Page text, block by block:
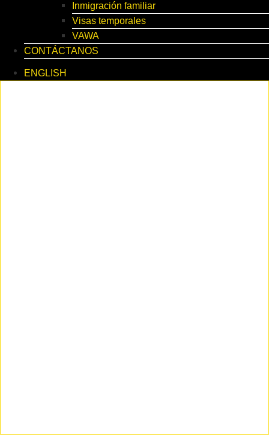
Inmigración familiar
Visas temporales
VAWA
CONTÁCTANOS
ENGLISH